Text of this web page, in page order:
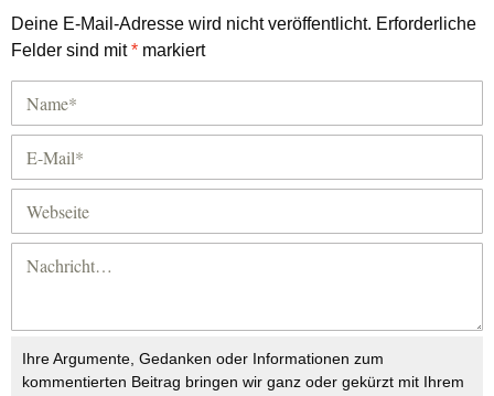
Deine E-Mail-Adresse wird nicht veröffentlicht. Erforderliche
Felder sind mit* markiert
Ihre Argumente, Gedanken oder Informationen zum
kommentierten Beitrag bringen wir ganz oder gekürzt mit Ihrem